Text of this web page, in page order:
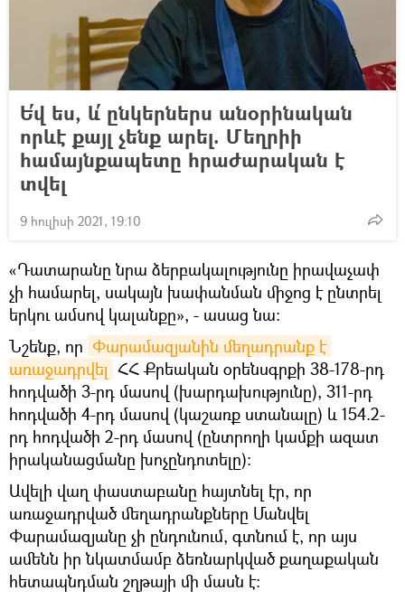
Ե՛վ ես, և՛ ընկերներս անօրինական
որևէ քայլ չենք արել. Մեղրիի
համայնքապետը հրաժարական է
տվել
9 հուլիսի 2021, 19:10
«Դատարանը նրա ձերբակալությունը իրավաչափ
չի համարել, սակայն խափանման միջոց է ընտրել
երկու ամսով կալանքը», - ասաց նա:
Նշենք, որ Փարամազյանին մեղադրանք է
առաջադրվել ՀՀ Քրեական օրենսգրքի 38-178-րդ
հոդվածի 3-րդ մասով (խարդախությունը), 311-րդ
հոդվածի 4-րդ մասով (կաշառք ստանալը) և 154.2-
րդ հոդվածի 2-րդ մասով (ընտրողի կամքի ազատ
իրականացմանը խոչընդոտելը)։
Ավելի վաղ փաստաբանը հայտնել էր, որ
առաջադրված մեղադրանքները Մանվել
Փարամազյանը չի ընդունում, գտնում է, որ այս
ամենն իր նկատմամբ ձեռնարկված քաղաքական
հետապնդման շղթայի մի մասն է: